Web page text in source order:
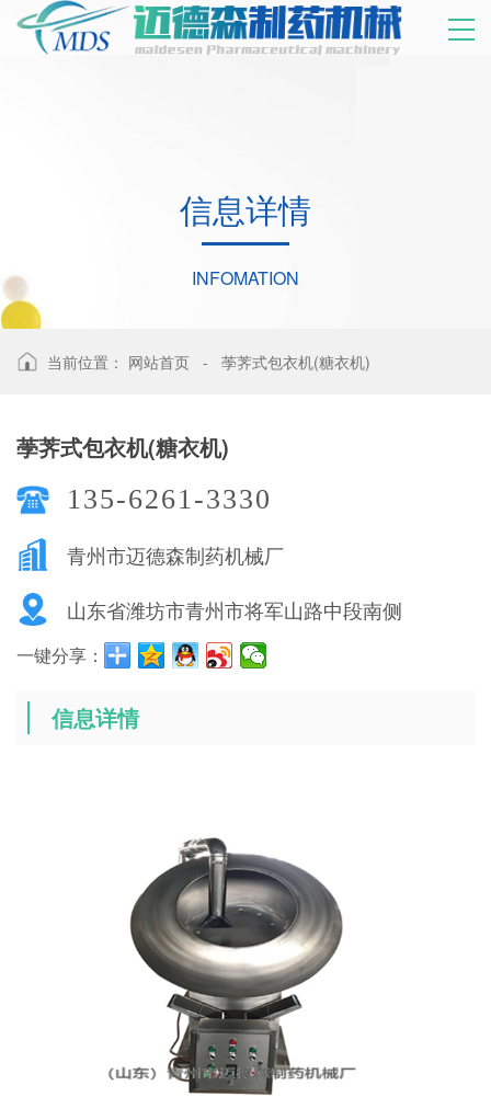
信息详情
INFOMATION
当前位置： 网站首页 - 荸荠式包衣机(糖衣机)
荸荠式包衣机(糖衣机)
135-6261-3330
青州市迈德森制药机械厂
山东省潍坊市青州市将军山路中段南侧
一键分享：
信息详情